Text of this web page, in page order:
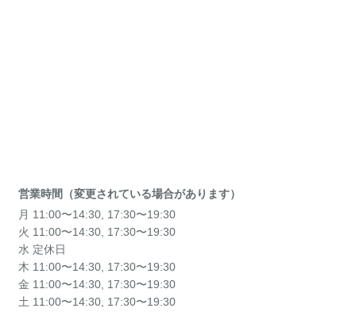
営業時間（変更されている場合があります）
月 11:00〜14:30, 17:30〜19:30
火 11:00〜14:30, 17:30〜19:30
水 定休日
木 11:00〜14:30, 17:30〜19:30
金 11:00〜14:30, 17:30〜19:30
土 11:00〜14:30, 17:30〜19:30